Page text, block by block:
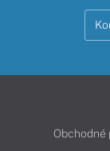
Obchodné